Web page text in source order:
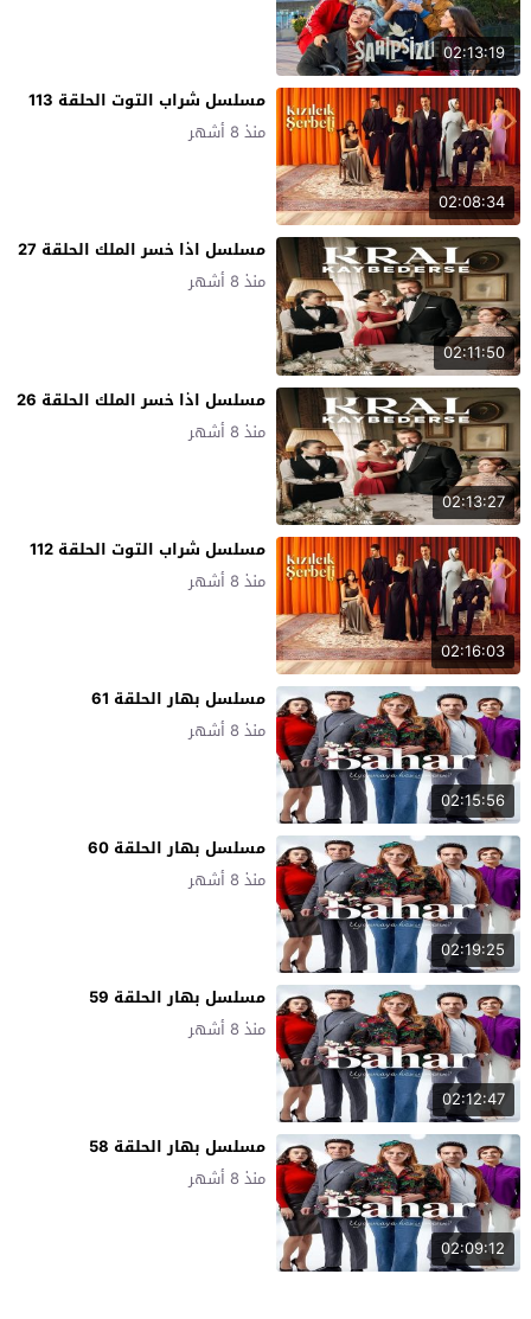
02:13:19
02:08:34
مسلسل شراب التوت الحلقة 113
منذ 8 أشهر
02:11:50
مسلسل اذا خسر الملك الحلقة 27
منذ 8 أشهر
02:13:27
مسلسل اذا خسر الملك الحلقة 26
منذ 8 أشهر
02:16:03
مسلسل شراب التوت الحلقة 112
منذ 8 أشهر
02:15:56
مسلسل بهار الحلقة 61
منذ 8 أشهر
02:19:25
مسلسل بهار الحلقة 60
منذ 8 أشهر
02:12:47
مسلسل بهار الحلقة 59
منذ 8 أشهر
02:09:12
مسلسل بهار الحلقة 58
منذ 8 أشهر